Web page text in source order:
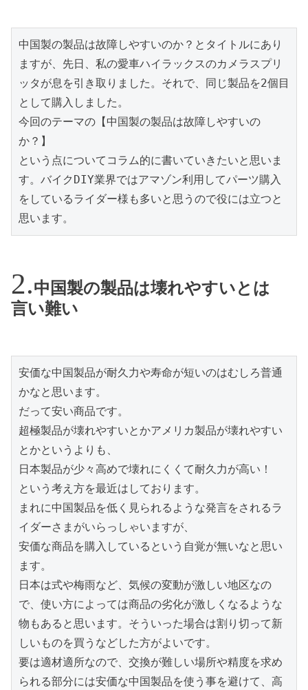
中国製の製品は故障しやすいのか？とタイトルにあり
ますが、先日、私の愛車ハイラックスのカメラスプリ
ッタが息を引き取りました。それで、同じ製品を2個目
として購入しました。
今回のテーマの【中国製の製品は故障しやすいの
か？】
という点についてコラム的に書いていきたいと思いま
す。バイクDIY業界ではアマゾン利用してパーツ購入
をしているライダー様も多いと思うので役には立つと
思います。
中国製の製品は壊れやすいとは
言い難い
安価な中国製品が耐久力や寿命が短いのはむしろ普通
かなと思います。
だって安い商品です。
超極製品が壊れやすいとかアメリカ製品が壊れやすい
とかというよりも、
日本製品が少々高めで壊れにくくて耐久力が高い！
という考え方を最近はしております。
まれに中国製品を低く見られるような発言をされるラ
イダーさまがいらっしゃいますが、
安価な商品を購入しているという自覚が無いなと思い
ます。
日本は式や梅雨など、気候の変動が激しい地区なの
で、使い方によっては商品の劣化が激しくなるような
物もあると思います。そういった場合は割り切って新
しいものを買うなどした方がよいです。
要は適材適所なので、交換が難しい場所や精度を求め
られる部分には安価な中国製品を使う事を避けて、高